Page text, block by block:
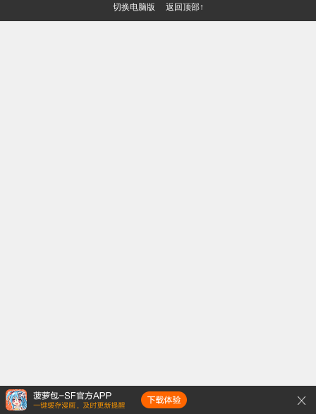
切换电脑版 返回顶部↑